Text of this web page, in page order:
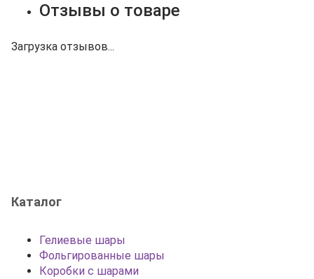
Отзывы о товаре
Загрузка отзывов...
Каталог
Гелиевые шары
Фольгированные шары
Коробки с шарами